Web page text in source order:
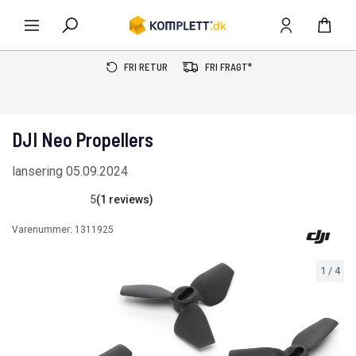
FRI RETUR FRI FRAGT*
1 / 4
DJI Neo Propellers
lansering 05.09.2024
5(1 reviews)
Varenummer: 1311925